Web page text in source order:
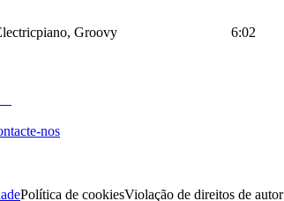
Groovy 6:02
nos
Política de cookiesViolação de direitos de autor